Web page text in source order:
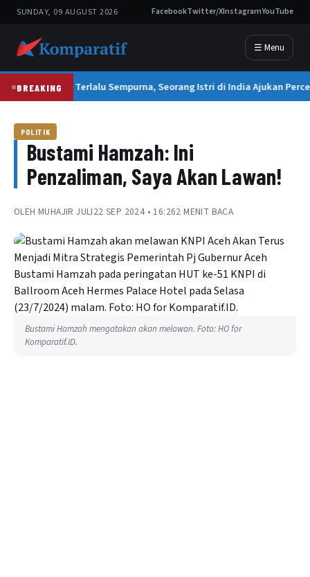
SUNDAY, 09 AUGUST 2026 FacebookTwitter/XInstagramYouTube
☰ Menu
BREAKINGSuami Terlalu Sempurna, Seorang Istri di India Ajukan
POLITIK
Bustami Hamzah: Ini
Penzaliman, Saya Akan Lawan!
OLEH MUHAJIR JULI22 SEP 2024 • 16:262 MENIT BACA
Bustami Hamzah mengatakan akan melawan. Foto: HO for
Komparatif.ID.